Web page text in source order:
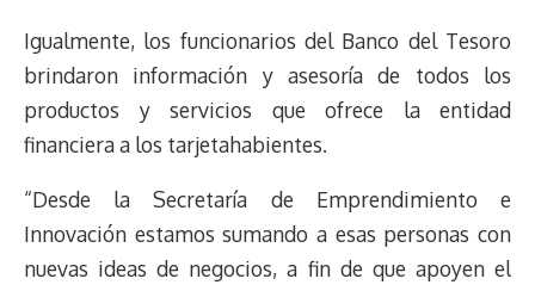
Igualmente, los funcionarios del Banco del Tesoro
brindaron información y asesoría de todos los
productos y servicios que ofrece la entidad
financiera a los tarjetahabientes.
“Desde la Secretaría de Emprendimiento e
Innovación estamos sumando a esas personas con
nuevas ideas de negocios, a fin de que apoyen el